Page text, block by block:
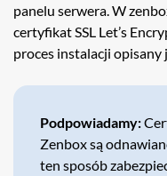
panelu serwera. W
certyfikat SSL Let’s
proces instalacji opisany
Podpowiadamy:
Zenbox są
ten sposób